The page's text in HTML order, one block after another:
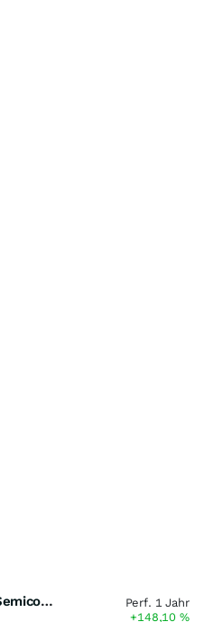
iShares MSCI Global Semiconductors UCITS ETF USD (Acc)
Perf. 1 Jahr
+148,10%